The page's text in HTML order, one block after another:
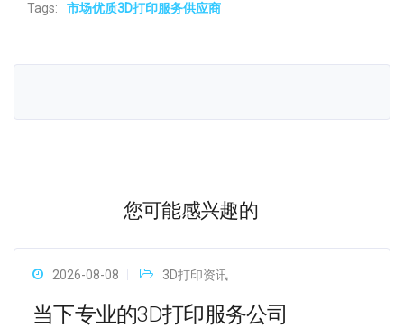
Tags: 市场优质3D打印服务供应商
您可能感兴趣的
2026-08-08 3D打印资讯
当下专业的3D打印服务公司